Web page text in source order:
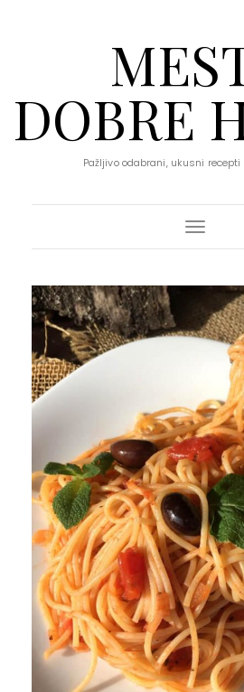
DOBRE
Pažljivo odabrani, ukusni
Toggle